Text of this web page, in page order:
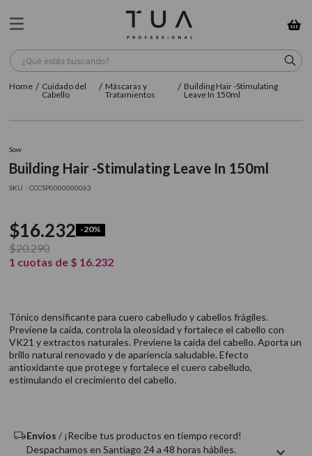
¿Qué estás buscando?
Cuidado del
Cabello
Máscaras y
Tratamientos
Building Hair -Stimulating
Leave In 150ml
Sow
Building Hair -Stimulating Leave In 150ml
: CCCSP0000000063
$16.232 -20%
$20.290
1 cuotas de $ 16.232
Tónico densificante para cuero cabelludo y cabellos frágiles.
Previene la caída, controla la oleosidad y fortalece el cabello con
VK21 y extractos naturales. Previene la caída del cabello. Aporta un
brillo natural renovado y de apariencia saludable. Efecto
antioxidante que protege y fortalece el cuero cabelludo,
estimulando el crecimiento del cabello.
Envíos / ¡Recibe tus productos en tiempo record!
Despachamos en Santiago 24 a 48 horas hábiles.
TÉRMINOS MÁS BUSCADOS
3. farmavita
5. cepillo
6.
secador
9. acondicionador
10. protector térmico